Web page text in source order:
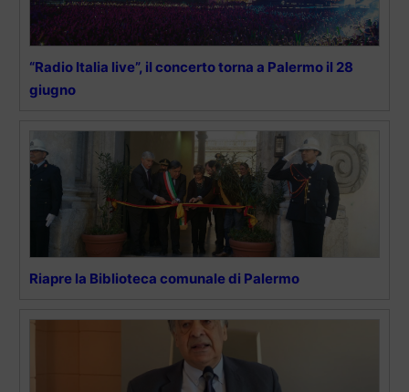
“Radio Italia live”, il concerto torna a Palermo il 28
giugno
Riapre la Biblioteca comunale di Palermo